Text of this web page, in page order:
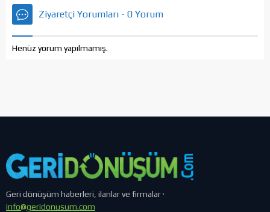
Ziyaretçi Yorumları - 0 Yorum
Henüz yorum yapılmamış.
Geri dönüşüm haberleri, ilanlar ve firmalar ·
info@geridonusum.com